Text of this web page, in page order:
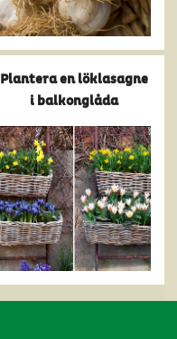
Plantera en löklasagne
i balkonglåda